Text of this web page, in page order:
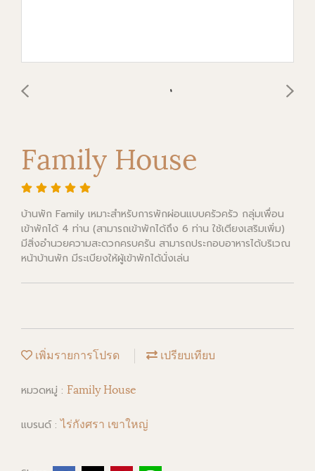
Family House
บ้านพัก Family เหมาะสำหรับการพักผ่อนแบบครัวครัว กลุ่มเพื่อน
เข้าพักได้ 4 ท่าน (สามารถเข้าพักได้ถึง 6 ท่าน ใช้เตียงเสริมเพิ่ม)
มีสิ่งอำนวยความสะดวกครบครัน สามารถประกอบอาหารได้บริเวณ
หน้าบ้านพัก มีระเบียงให้ผู้เข้าพักได้นั่งเล่น
เพิ่มรายการโปรด เปรียบเทียบ
หมวดหมู่ : Family House
แบรนด์ :ไร่กังศรา เขาใหญ่